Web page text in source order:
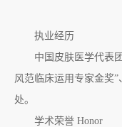
执业经历
中国皮肤医学代表团
风范临床运用专家金奖
处。
学术荣誉 Honor